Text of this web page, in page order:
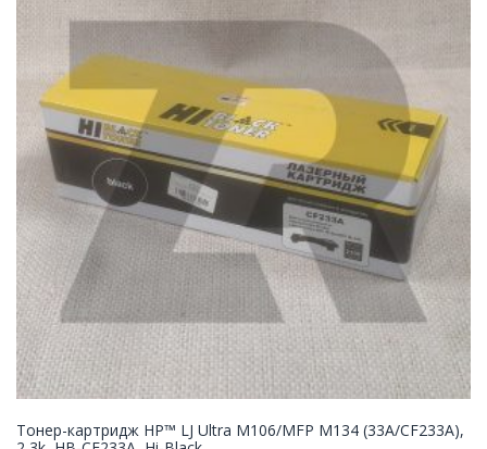
Тонер-картридж HP™ LJ Ultra M106/MFP M134 (33A/CF233A),